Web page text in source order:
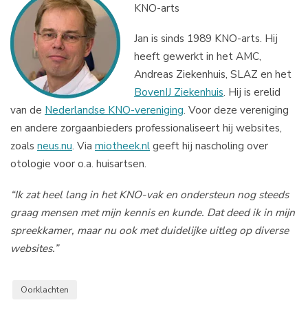
KNO-arts
Jan is sinds 1989 KNO-arts. Hij
heeft gewerkt in het AMC,
Andreas Ziekenhuis, SLAZ en het
BovenIJ Ziekenhuis. Hij is erelid
van de Nederlandse KNO-vereniging. Voor deze vereniging
en andere zorgaanbieders professionaliseert hij websites,
zoals neus.nu. Via miotheek.nlgeeft hij nascholing over
otologie voor o.a. huisartsen.
“Ik zat heel lang in het KNO-vak en ondersteun nog steeds
graag mensen met mijn kennis en kunde. Dat deed ik in mijn
spreekkamer, maar nu ook met duidelijke uitleg op diverse
websites.”
Oorklachten